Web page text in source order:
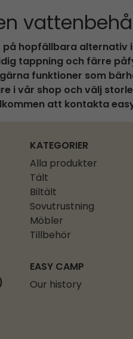
hopfällbara alternativ
tappning och färre
funktioner som
i vår shop och välj
att kontakta
KATEGORIER
Alla produkter
Tält
Biltält
Sovutrustning
Möbler
Tillbehör
EASY CAMP
Our history